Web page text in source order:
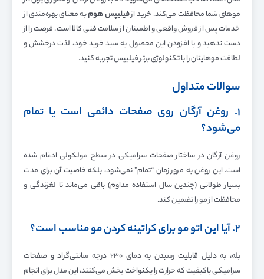
موهای شما محافظت می‌کند. خرید ازفیلیپس هومبه معنای بهره‌مندی از
خدمات پس از فروش واقعی و اطمینان از سلامت فنی کالا است. فرصت را از
دست ندهید و با افزودن این محصول به سبد خرید خود، لذت درخشش و
لطافت موهایتان را با تکنولوژی برتر فیلیپس تجربه کنید.
سوالات متداول
۱. روغن آرگان روی صفحات دائمی است یا تمام
می‌شود؟
روغن آرگان در ساختار صفحات سرامیکی در سطح مولکولی ادغام شده
است. این روغن به مرور زمان “تمام” نمی‌شود، بلکه خاصیت آن برای مدت
بسیار طولانی (چندین سال استفاده مداوم) باقی می‌ماند تا لغزندگی و
محافظت از مو را تضمین کند.
۲. آیا این اتو مو برای کراتینه کردن مو مناسب است؟
بله، به دلیل قابلیت رسیدن به دمای ۲۳۰ درجه سانتی‌گراد و صفحات
سرامیکی باکیفیت که حرارت را یکنواخت پخش می‌کنند، این مدل برای انجام